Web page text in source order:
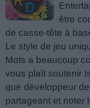
être
de casse-tête à
Le style de jeu
Mots a beaucoup
vous plaît soutenir
que développeur
partageant et noter